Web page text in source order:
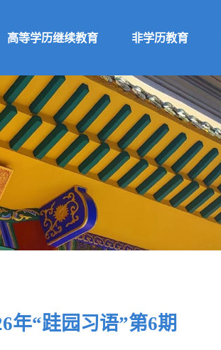
高等学历继续教育 非学历教育
“跬园习语”第6期